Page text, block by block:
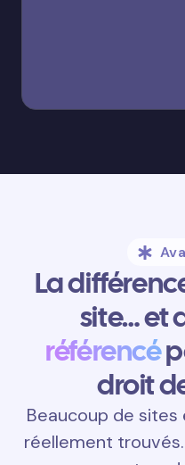
La
site… et
référencé
droit
Beaucoup de
réellement